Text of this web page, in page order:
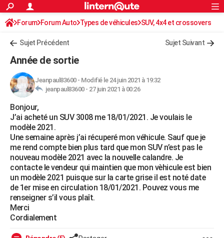
ACTUALITÉS
Politique
Société
Faits Divers
Education
Monde
Villes
+
FINANCE
Retraite
Impôts
Epargne
Immobilier
Risques naturels par ville
Banque
Assurance
Crédit
AUTO
Essais
Réserver un essai
Citadines
Berlines
SUV
Forum auto
+HIGH-TECH
Mobiles
Meilleur smartphone
Internet
Ordinateurs
Jeux vidéo
Guide high-tech
+BRICOLAGE
Forum
Aménagement intérieur
Extérieur
Cuisine
Salle de bains
Jardinage
Rangement
WEEK-END
Guides de France
Escapades
Patrimoine
Expositions
Week-end nature
LIFESTYLE
Art de vivre
Bien-être
Modes de vie
SANTE
Alimentation
Guide de la santé
Maladies
Médicaments
Sommeil
VOYAGE
Destinations
City break
Voyage nature
Voyage de noces
Forum
Climat
Rechercher
S'inscrire
Connexion
Forum Forum Auto Types de véhicules SUV, 4x4 et crossovers
Sujet Précédent Sujet Suivant
Année de sortie
Jeanpaul83600- Modifié le 24 juin 2021 à 19:32
jeanpaul83600 - 27 juin 2021 à 00:26
Bonjour,
J’ai acheté un SUV 3008 me 18/01/2021. Je voulais le
modèle 2021.
Une semaine après j’ai récuperé mon véhicule. Sauf que je
me rend compte bien plus tard que mon SUV n’est pas le
nouveau modèle 2021 avec la nouvelle calandre. Je
contacte le vendeur qui maintien que mon vèhicule est bien
un modèle 2021 puisque sur la carte grise il est noté date
de 1er mise en circulation 18/01/2021. Pouvez vous me
renseigner s’il vous plaît.
Merci
Cordialement